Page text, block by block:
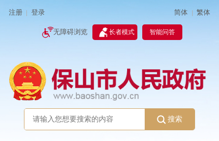
注册 登录 简体 | 繁体
无障碍浏览 长者模式 智能问答
搜索